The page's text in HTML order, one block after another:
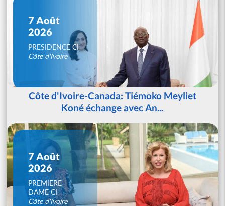
7 Août
2026
PRESIDENCE CI
Côte d'Ivoire
Côte d'Ivoire-Canada: Tiémoko Meyliet
Koné échange avec An...
7 Août
2026
PREMIERE
DAME CI
Côte d'Ivoire